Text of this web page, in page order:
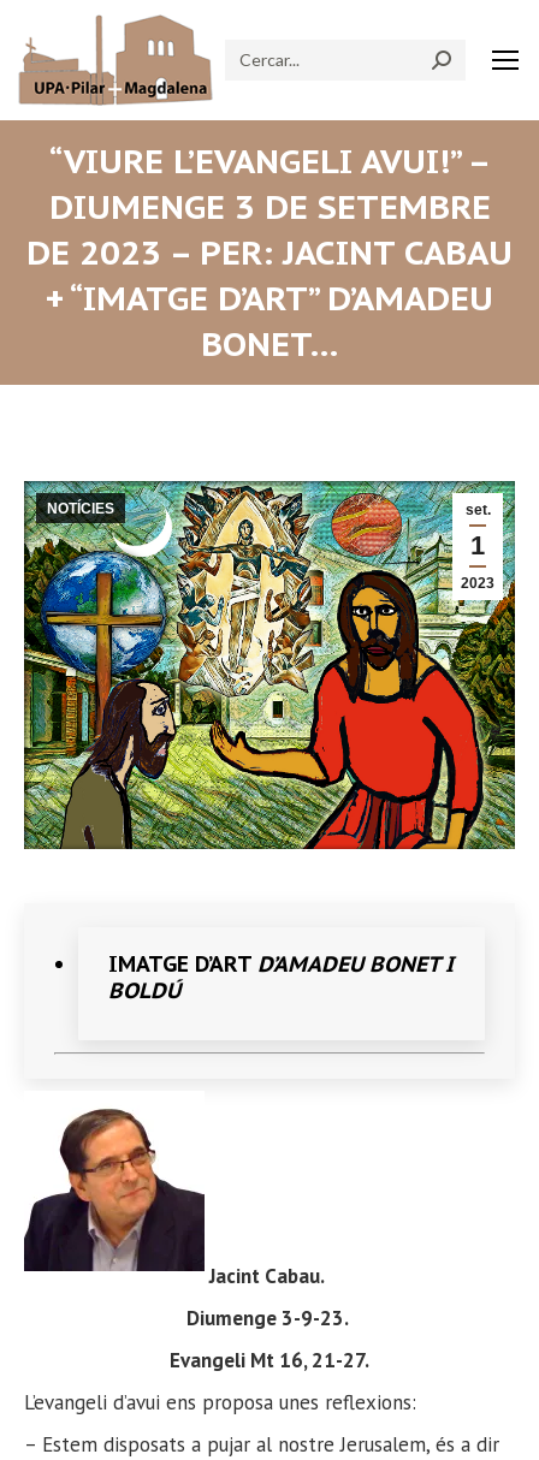
Search:
“VIURE L’EVANGELI AVUI!” –
DIUMENGE 3 DE SETEMBRE
DE 2023 – PER: JACINT CABAU
+ “IMATGE D’ART” D’AMADEU
BONET…
set.
1
2023
NOTÍCIES
IMATGE D’ART D’AMADEU BONET I
BOLDÚ
Jacint Cabau.
Diumenge 3-9-23.
Evangeli Mt 16, 21-27.
L’evangeli d’avui ens proposa unes reflexions:
– Estem disposats a pujar al nostre Jerusalem, és a dir